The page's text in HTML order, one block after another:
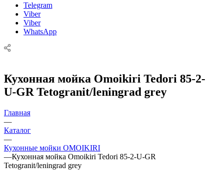
Telegram
Viber
Viber
WhatsApp
Кухонная мойка Omoikiri Tedori 85-2-
U-GR Tetogranit/leningrad grey
Главная
—
Каталог
—
Кухонные мойки OMOIKIRI
—Кухонная мойка Omoikiri Tedori 85-2-U-GR
Tetogranit/leningrad grey